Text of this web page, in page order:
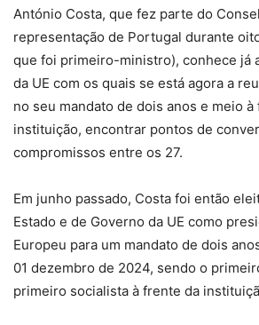
António Costa, que fez parte do
representação de Portugal durante
que foi primeiro-ministro), conhece já
da UE com os quais se está agora a
no seu mandato de dois anos e meio à
instituição, encontrar pontos de
compromissos entre os 27.
Em junho passado, Costa foi então
Estado e de Governo da UE como
Europeu para um mandato de dois
01 dezembro de 2024, sendo o
primeiro socialista à frente da